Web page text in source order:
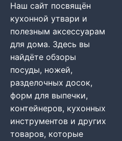
Наш сайт посвящён
кухонной утвари и
полезным аксессуарам
для дома. Здесь вы
найдёте обзоры
посуды, ножей,
разделочных досок,
форм для выпечки,
контейнеров, кухонных
инструментов и других
товаров, которые